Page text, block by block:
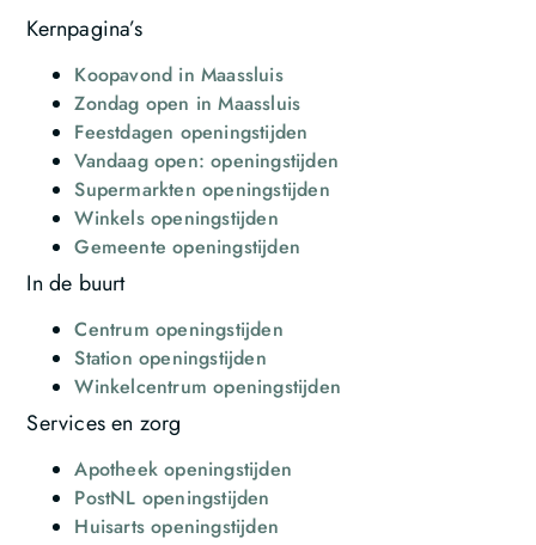
Kernpagina’s
Koopavond in Maassluis
Zondag open in Maassluis
Feestdagen openingstijden
Vandaag open: openingstijden
Supermarkten openingstijden
Winkels openingstijden
Gemeente openingstijden
In de buurt
Centrum openingstijden
Station openingstijden
Winkelcentrum openingstijden
Services en zorg
Apotheek openingstijden
PostNL openingstijden
Huisarts openingstijden